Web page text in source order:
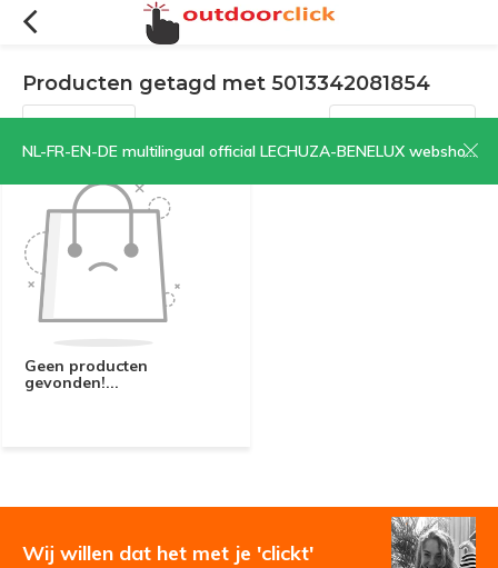
NL-FR-EN-DE multilingual official LECHUZA-BENELUX webshop | CLICK HERE NOW!
Producten getagd met 5013342081854
Filters Sorteren op:
Geen producten
gevonden!...
Wij willen dat het met je 'clickt'